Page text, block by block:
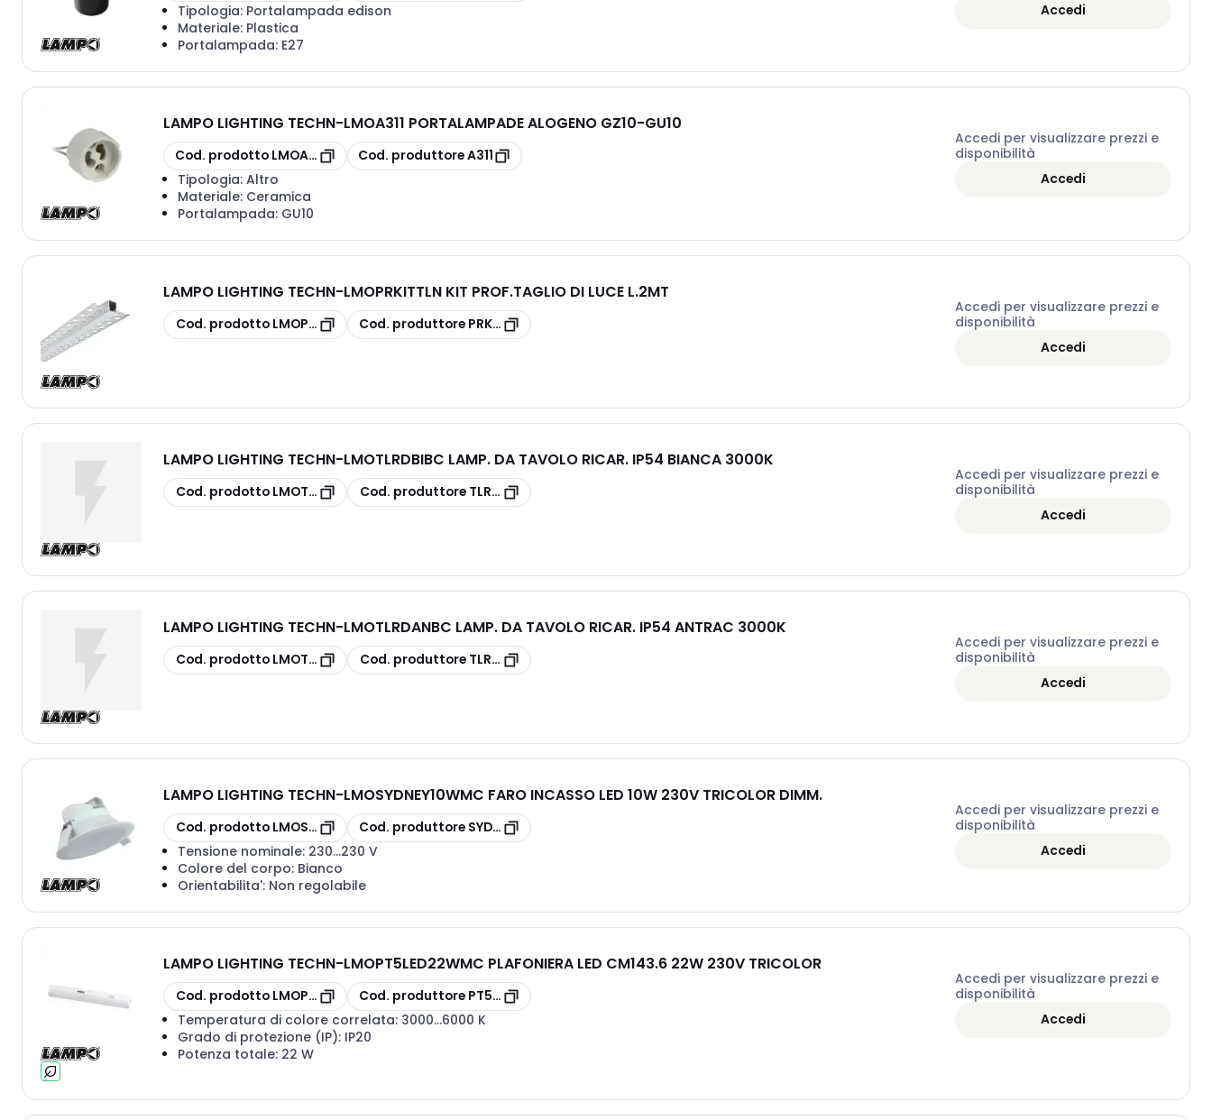
Tipologia: Portalampada edison
Materiale: Plastica
Portalampada: E27
Accedi
LAMPO LIGHTING TECHN-LMOA311 PORTALAMPADE ALOGENO GZ10-GU10
copia
Cod. prodotto LMOA311 copia
Cod. produttoreA311
Tipologia: Altro
Materiale: Ceramica
Portalampada: GU10
Accedi per visualizzare prezzi e
disponibilità
Accedi
LAMPO LIGHTING TECHN-LMOPRKITTLN KIT PROF.TAGLIO DI LUCE L.2MT
copia
Cod. prodotto LMOPRKITTLNcopia
Cod. produttore PRKITTLN
Accedi per visualizzare prezzi e
disponibilità
Accedi
LAMPO LIGHTING TECHN-LMOTLRDBIBC LAMP. DA TAVOLO RICAR. IP54 BIANCA 3000K
copia
Cod. prodotto LMOTLRDBIBCcopia
Cod. produttore TLRDBIBC
Accedi per visualizzare prezzi e
disponibilità
Accedi
LAMPO LIGHTING TECHN-LMOTLRDANBC LAMP. DA TAVOLO RICAR. IP54 ANTRAC 3000K
copia
Cod. prodotto LMOTLRDANBC
copia
Cod. produttore TLRDANBC
Accedi per visualizzare prezzi e
disponibilità
Accedi
LAMPO LIGHTING TECHN-LMOSYDNEY10WMC FARO INCASSO LED 10W 230V TRICOLOR DIMM.
copia
Cod. prodotto LMOSYDNEY10WMC
copia
Cod. produttore SYDNEY10WMC
Tensione nominale: 230...230 V
Colore del corpo: Bianco
Orientabilita': Non regolabile
Accedi per visualizzare prezzi e
disponibilità
Accedi
LAMPO LIGHTING TECHN-LMOPT5LED22WMC PLAFONIERA LED CM143.6 22W 230V TRICOLOR
copia
Cod. prodotto LMOPT5LED22WMC
copia
Cod. produttore PT5LED22WMC
Temperatura di colore correlata: 3000...6000 K
Grado di protezione (IP): IP20
Potenza totale: 22 W
Accedi per visualizzare prezzi e
disponibilità
Accedi